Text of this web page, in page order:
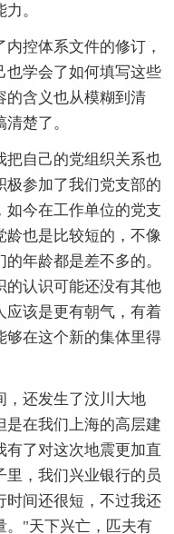
。
控体系文件的修订，
也学会了如何填写这些
的含义也从模糊到清
楚了。
把自己的党组织关系也
极参加了我们党支部的
如今在工作单位的党支
龄也是比较短的，不像
年龄都是差不多的。
的认识可能还没有其他
应该是更有朝气，有着
够在这个新的集体里得
，还发生了汶川大地
是在我们上海的高层建
有了对这次地震更加直
里，我们兴业银行的员
时间还很短，不过我还
。"天下兴亡，匹夫有